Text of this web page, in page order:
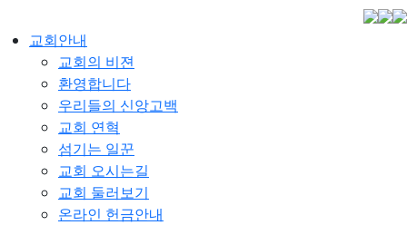
교회안내
교회의 비젼
환영합니다
우리들의 신앙고백
교회 연혁
섬기는 일꾼
교회 오시는길
교회 둘러보기
온라인 헌금안내